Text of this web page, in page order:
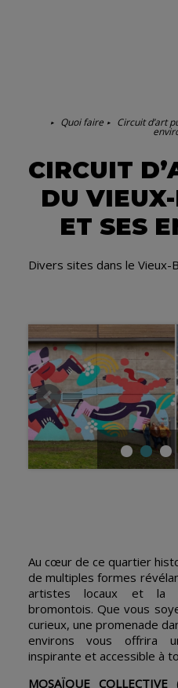
Quoi faire Circuit d’art
CIRCUIT
DU
ET SES
Divers sites dans le
Au cœur de ce quartier
de multiples formes
artistes locaux et la
bromontois. Que vous
curieux, une promenade
environs vous offrira
inspirante et accessible à
MOSAÏQUE COLLECTIVE